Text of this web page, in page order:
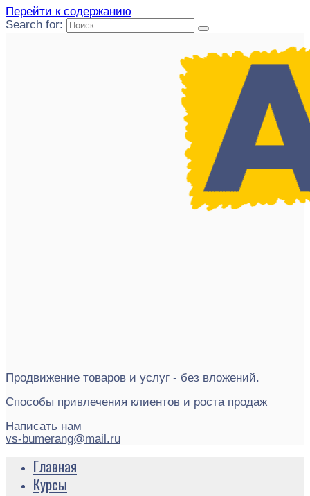
Перейти к содержанию
Search for:
Продвижение товаров и услуг - без вложений.
Способы привлечения клиентов и роста продаж
Написать нам
vs-bumerang@mail.ru
Главная
Курсы